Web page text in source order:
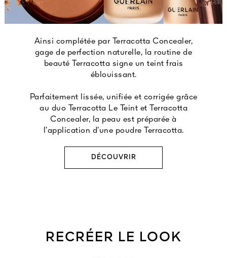
Ainsi complétée par Terracotta Concealer,
gage de perfection naturelle, la routine de
beauté Terracotta signe un teint frais
éblouissant.
Parfaitement lissée, unifiée et corrigée grâce
au duo Terracotta Le Teint et Terracotta
Concealer, la peau est préparée à
l’application d’une poudre Terracotta.
DÉCOUVRIR
RECRÉER LE LOOK